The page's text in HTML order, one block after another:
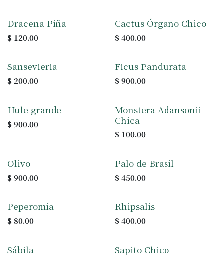
Dracena Piña
$ 120.00
Cactus Órgano Chico
$ 400.00
Sansevieria
$ 200.00
Ficus Pandurata
$ 900.00
Hule grande
$ 900.00
Monstera Adansonii
Chica
$ 100.00
Olivo
$ 900.00
Palo de Brasil
$ 450.00
Peperomia
$ 80.00
Rhipsalis
$ 400.00
Sábila Sapito Chico